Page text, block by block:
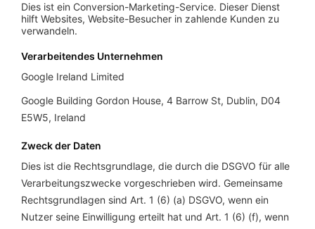
Dies ist ein Conversion-Marketing-Service. Dieser Dienst
hilft Websites, Website-Besucher in zahlende Kunden zu
verwandeln.
Verarbeitendes Unternehmen
Google Ireland Limited
Google Building Gordon House, 4 Barrow St, Dublin, D04
E5W5, Ireland
Zweck der Daten
Dies ist die Rechtsgrundlage, die durch die DSGVO für alle
Verarbeitungszwecke vorgeschrieben wird. Gemeinsame
Rechtsgrundlagen sind Art. 1 (6) (a) DSGVO, wenn ein
Nutzer seine Einwilligung erteilt hat und Art. 1 (6) (f), wenn